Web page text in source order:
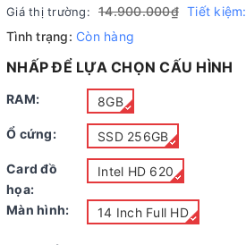
Giá thị trường: 14.900.000₫ Tiết kiệm:
Tình trạng: Còn hàng
NHẤP ĐỂ LỰA CHỌN CẤU HÌNH
RAM: 8GB
Ổ cứng: SSD 256GB
Card đồ
họa:
Intel HD 620
Màn hình: 14 Inch Full HD